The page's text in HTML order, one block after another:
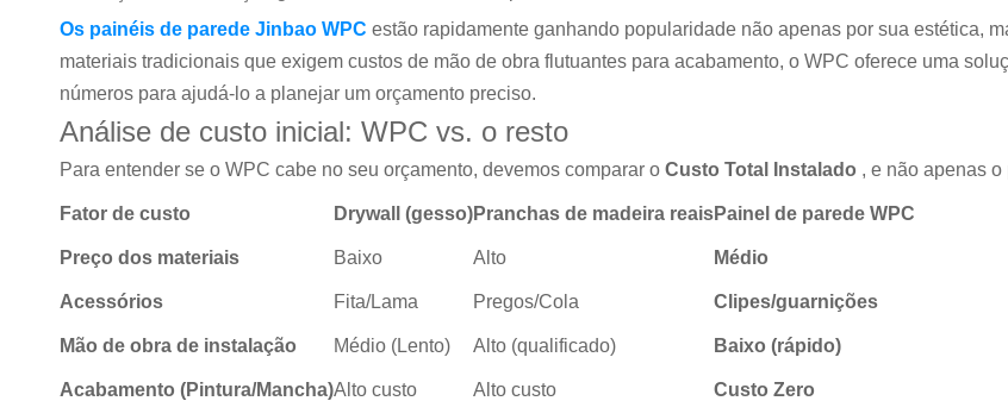
Os painéis de parede Jinbao WPC estão rapidamente ganhando popularidade não apenas por sua estética,
materiais tradicionais que exigem custos de mão de obra flutuantes para acabamento, o WPC oferece uma
números para ajudá-lo a planejar um orçamento preciso.
Análise de custo inicial: WPC vs. o resto
Para entender se o WPC cabe no seu orçamento, devemos comparar o Custo Total Instalado , e não apenas
Fator de custo Drywall (gesso)Pranchas de madeira reaisPainel de parede WPC
Preço dos materiais Baixo Alto Médio
Acessórios Fita/Lama Pregos/Cola Clipes/guarnições
Mão de obra de instalação Médio (Lento) Alto (qualificado) Baixo (rápido)
Acabamento (Pintura/Mancha)Alto custo Alto custo Custo Zero